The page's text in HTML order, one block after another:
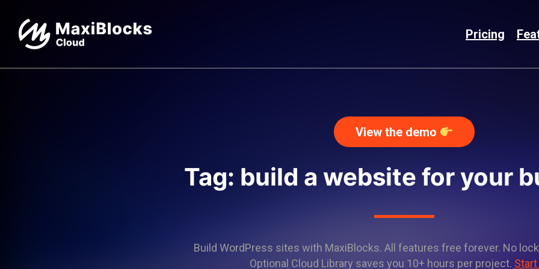
Pricing
View the demo
Tag: build a website for your
Build WordPress sites with MaxiBlocks. All features free forever. No
Optional Cloud Library saves you 10+ hours per project.